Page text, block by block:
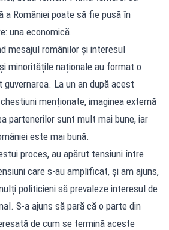
a României poate să fie pusă în
una economică.
mesajul românilor și interesul
minoritățile naționale au format o
La un an după acest
menționate, imaginea externă
partenerilor sunt mult mai bune, iar
este mai bună.
proces, au apărut tensiuni între
care s-au amplificat, și am ajuns,
politicieni să prevaleze interesul de
S-a ajuns să pară că o parte din
de cum se termină aceste